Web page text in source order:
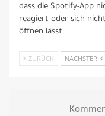
dass die Spotify-App
reagiert oder sich nicht
öffnen lässt.
ZURÜCK NÄCHSTER